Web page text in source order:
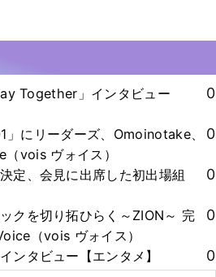
Together」インタビュー
0
」にリーダーズ、Omoinotake、
vois ヴォイス）
0
定、会見に出席した初出場組
0
クを切り拓ひらく～ZION～ 完
（vois ヴォイス）
0
ンタビュー【エンタメ】 0